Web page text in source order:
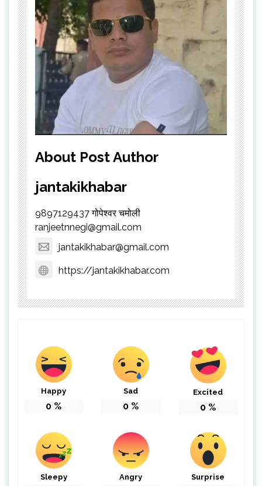
About Post Author
jantakikhabar
9897129437 गोपेश्वर चमोली
ranjeetnnegi@gmail.com
jantakikhabar@gmail.com
https://jantakikhabar.com
Happy
0 %
Sad
0 %
Excited
0 %
Sleepy Angry Surprise